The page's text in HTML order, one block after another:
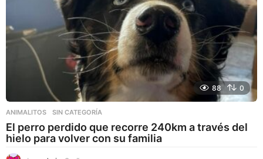
88 0
ANIMALITOS ,SIN CATEGORÍA
El perro perdido que recorre 240km a través del
hielo para volver con su familia